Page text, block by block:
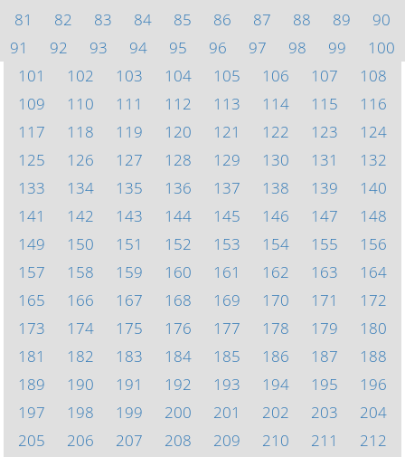
81
82 83 84 85 86 87 88 89
90
91
92 93 94 95 96 97 98 99
100
101
102 103 104 105 106 107
108
109
110 111 112 113 114 115
116
117
118 119 120 121 122 123
124
125
126 127 128 129 130 131
132
133
134 135 136 137 138 139
140
141
142 143 144 145 146 147
148
149
150 151 152 153 154 155
156
157
158 159 160 161 162 163
164
165
166 167 168 169 170 171
172
173
174 175 176 177 178 179
180
181
182 183 184 185 186 187
188
189
190 191 192 193 194 195
196
197
198 199 200 201 202 203
204
205
206 207 208 209 210 211
212